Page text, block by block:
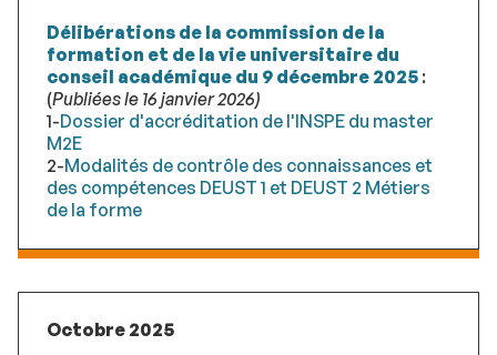
Délibérations de la commission de la
formation et de la vie universitaire du
conseil académique du 9 décembre 2025 :
(Publiées le 16 janvier 2026)
1-Dossier d'accréditation de l'INSPE du master
M2E
2-Modalités de contrôle des connaissances et
des compétences DEUST 1 et DEUST 2 Métiers
de la forme
Octobre 2025